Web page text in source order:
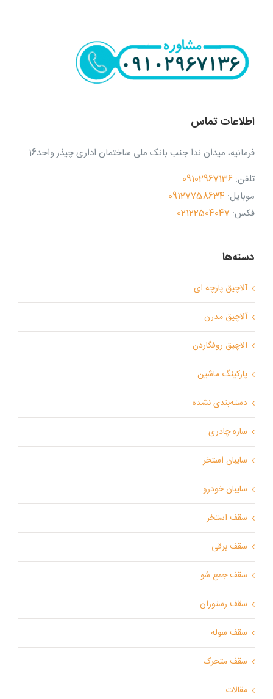
اطلاعات تماس
فرمانیه، میدان ندا جنب بانک ملی ساختمان اداری چیذر واحد16
تلفن: 09102967136
موبایل: 09127758634
فکس: 02122504047
دسته‌ها
آلاچیق پارچه ای
آلاچیق مدرن
الاچیق روفگاردن
پارکینگ ماشین
دسته‌بندی نشده
سازه چادری
سایبان استخر
سایبان خودرو
سقف استخر
سقف برقی
سقف جمع شو
سقف رستوران
سقف سوله
سقف متحرک
مقالات